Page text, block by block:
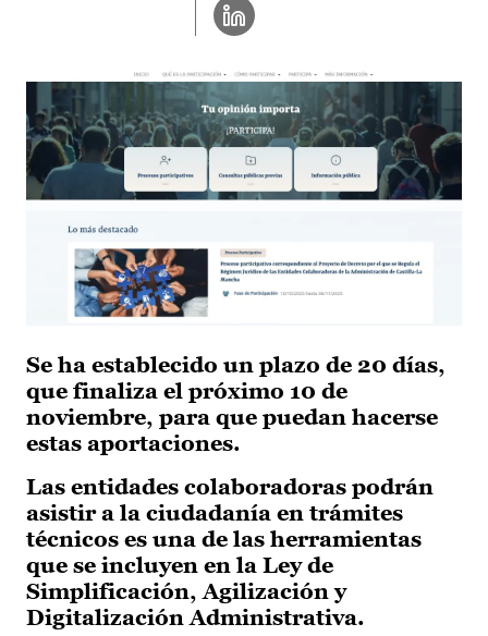
Se ha establecido un plazo de 20 días,
que finaliza el próximo 10 de
noviembre, para que puedan hacerse
estas aportaciones.
Las entidades colaboradoras podrán
asistir a la ciudadanía en trámites
técnicos es una de las herramientas
que se incluyen en la Ley de
Simplificación, Agilización y
Digitalización Administrativa.